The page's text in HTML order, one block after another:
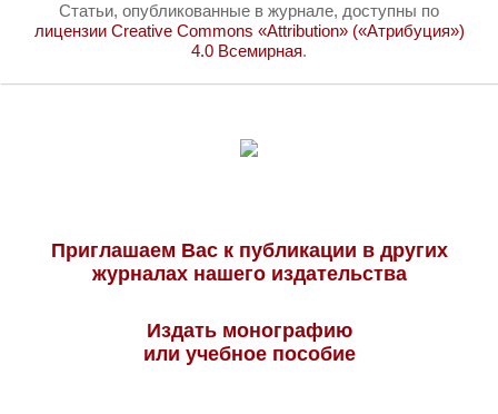
Статьи, опубликованные в журнале, доступны по
лицензии Creative Commons «Attribution» («Атрибуция»)
4.0 Всемирная.
Приглашаем Вас к публикации в других
журналах нашего издательства
Издать монографию
или учебное пособие